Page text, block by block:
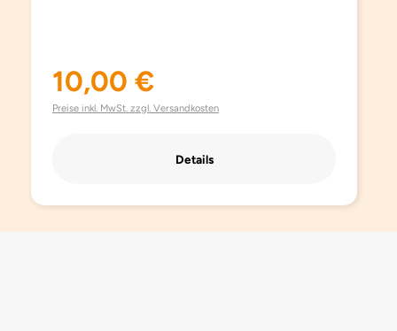
Regulärer Preis:
10,00 €
Preise inkl. MwSt. zzgl. Versandkosten
Details